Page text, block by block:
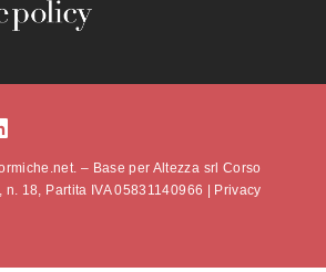
– Base per Altezza srl Corso
18, Partita IVA 05831140966 |
Privacy